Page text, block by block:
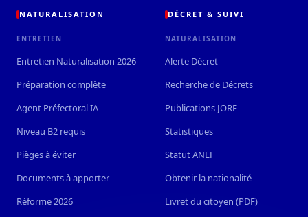
NATURALISATION
ENTRETIEN
Entretien Naturalisation 2026
Préparation complète
Agent Préfectoral IA
Niveau B2 requis
Pièges à éviter
Documents à apporter
Réforme 2026
DÉCRET & SUIVI
NATURALISATION
Alerte Décret
Recherche de Décrets
Publications JORF
Statistiques
Statut ANEF
Obtenir la nationalité
Livret du citoyen (PDF)